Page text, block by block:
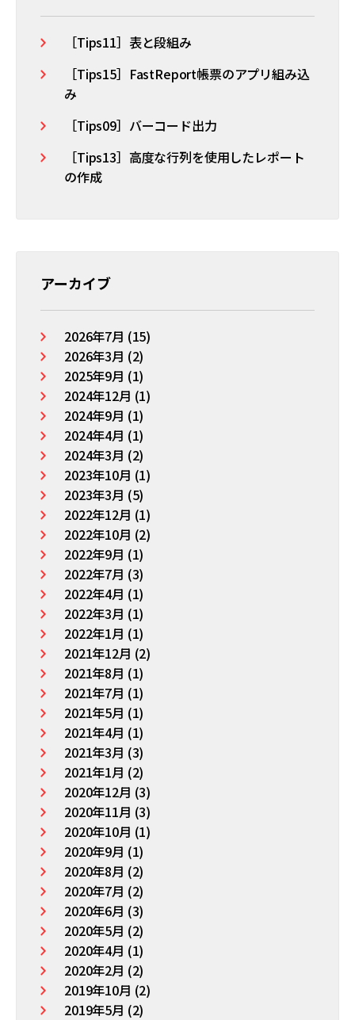
［Tips11］表と段組み
［Tips15］FastReport帳票のアプリ組み込
み
［Tips09］バーコード出力
［Tips13］高度な行列を使用したレポート
の作成
アーカイブ
2026年7月 (15)
2026年3月 (2)
2025年9月 (1)
2024年12月 (1)
2024年9月 (1)
2024年4月 (1)
2024年3月 (2)
2023年10月 (1)
2023年3月 (5)
2022年12月 (1)
2022年10月 (2)
2022年9月 (1)
2022年7月 (3)
2022年4月 (1)
2022年3月 (1)
2022年1月 (1)
2021年12月 (2)
2021年8月 (1)
2021年7月 (1)
2021年5月 (1)
2021年4月 (1)
2021年3月 (3)
2021年1月 (2)
2020年12月 (3)
2020年11月 (3)
2020年10月 (1)
2020年9月 (1)
2020年8月 (2)
2020年7月 (2)
2020年6月 (3)
2020年5月 (2)
2020年4月 (1)
2020年2月 (2)
2019年10月 (2)
2019年5月 (2)